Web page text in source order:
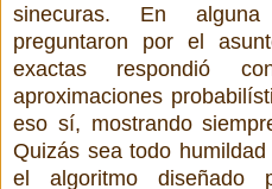
sinecuras. En
preguntaron por el
exactas respondió
aproximaciones
eso sí, mostrando
Quizás sea todo
el algoritmo diseñado